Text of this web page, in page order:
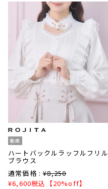
動画
ハートバックルラッフルフリル
ブラウス
通常価格 : ¥8,250
¥6,600税込 【20%off】